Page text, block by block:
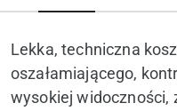
Lekka, techniczna
oszałamiającego,
wysokiej widoczności,